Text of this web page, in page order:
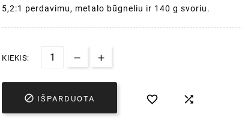
5,2:1 perdavimu, metalo būgneliu ir 140 g svoriu.
KIEKIS:
 IŠPARDUOTA  